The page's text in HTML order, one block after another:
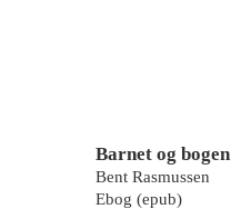
Barnet og bogen
Bent Rasmussen
Ebog (epub)